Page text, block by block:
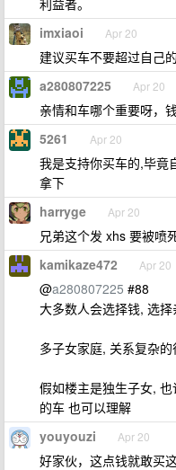
利益者。
imxiaoi Apr 20
建议买车不要超过自己
a280807225 Apr 20
亲情和车哪个重要呀，
5261 Apr 20
我是支持你买车的,毕竟
拿下
harryge Apr 20
兄弟这个发 xhs 要被喷
kamikaze472 Apr 20
@a280807225 #88
大多数人会选择钱, 选
多子女家庭, 关系复杂
假如楼主是独生子女,
的车 也可以理解
youyouzi Apr 20
好家伙，这点钱就敢买